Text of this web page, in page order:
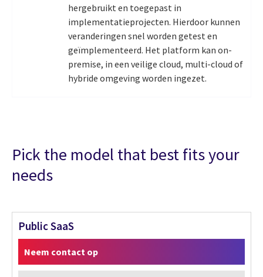
hergebruikt en toegepast in
implementatieprojecten. Hierdoor kunnen
veranderingen snel worden getest en
geïmplementeerd. Het platform kan on-
premise, in een veilige cloud, multi-cloud of
hybride omgeving worden ingezet.
Pick the model that best fits your
needs
Public SaaS
Neem contact op